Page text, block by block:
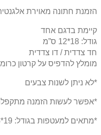
הזמנת חתונה מאוירת
קיימת בדגם אחד
גודל: 18*12 ס”מ
חד צדדית / דו צדדית
מומלץ להדפיס על קרטון כרומו 3000
*לא ניתן לשנות צבעים
*אפשר לעשות הזמנה
*מתאים למעטפות בגודל: 19*13 ס”מ